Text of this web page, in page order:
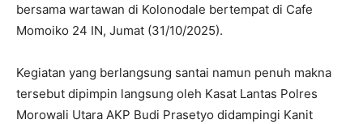
bersama wartawan di Kolonodale bertempat di Cafe
Momoiko 24 IN, Jumat (31/10/2025).
Kegiatan yang berlangsung santai namun penuh makna
tersebut dipimpin langsung oleh Kasat Lantas Polres
Morowali Utara AKP Budi Prasetyo didampingi Kanit